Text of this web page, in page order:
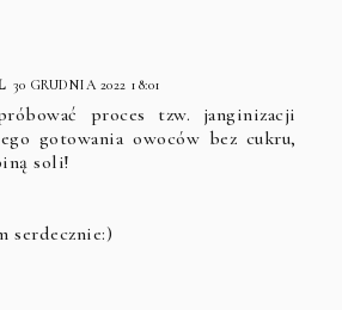
30 GRUDNIA 2022 18:01
proces tzw. janginizacji
gotowania owoców bez cukru,
soli!
serdecznie:)